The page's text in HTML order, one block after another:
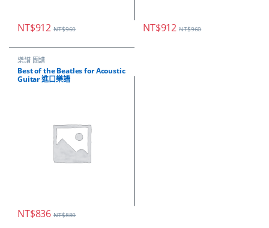
NT$912 NT$960 NT$912 NT$960
樂譜 團譜
Best of the Beatles for Acoustic
Guitar 進口樂譜
NT$836 NT$880